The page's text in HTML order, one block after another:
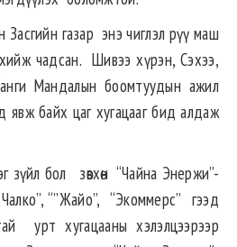
Засгийн газар энэ чиглэл рүү маш
чадсан. Шивээ хүрэн, Сэхээ,
Мандалын боомтуудын ажил
байх цаг хугацааг бид алдаж
зүйл бол зөвхөн “Чайна Энержи”-
“”Жайо”, “Экоммерс” гээд
урт хугацааны хэлэлцээрээр